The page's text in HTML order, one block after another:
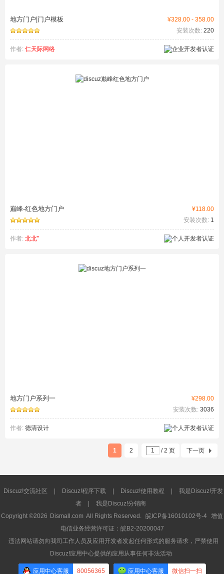
¥328.00 - 358.00
地方门户|门户模板
安装次数: 220
作者: 仁天际网络
¥118.00
巅峰-红色地方门户
安装次数: 1
作者: 北北″
¥298.00
地方门户系列一
安装次数: 3036
作者: 德清设计
1 2 / 2 页 下一页
Discuz!交流社区 Discuz!程序下载 Discuz!使用教程
我是Discuz!开发
者
我是Discuz!分销商
Copyright ©2026 Dismall.com All Rights Reserved. 皖ICP备16010102号-4 增值
电信业务经营许可证：皖B2-20200047
违法网站请勿向我司工作人员及应用开发者发起任何形式的服务请求，严禁使用
Discuz!应用中心提供的应用从事任何非法活动
应用中心客服 80056365 应用中心客服 微信扫一扫